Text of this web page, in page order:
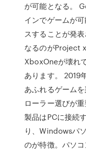
が可能となる。
インでゲームが
スすることが発
なるのがProject
XboxOneが壊れ
あります。 2019
あふれるゲーム
ローラー選びが
製品はPCに接続
り、Windowsパ
のが特徴。パソ